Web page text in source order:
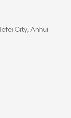
City, Anhui